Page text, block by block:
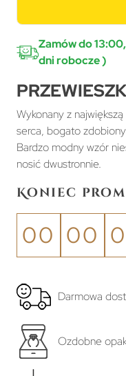
Zamów do
dni robocze )
Wykonany z
serca, bogato
Bardzo modny wzór
nosić dwustronnie.
Koniec
00 00
Darmowa
Ozdobne